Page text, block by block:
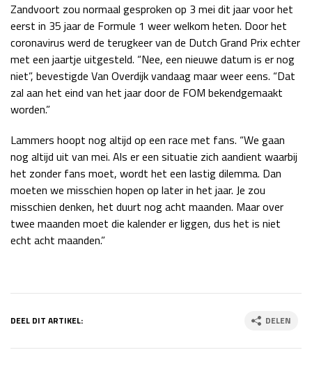
Zandvoort zou normaal gesproken op 3 mei dit jaar voor het
eerst in 35 jaar de Formule 1 weer welkom heten. Door het
coronavirus werd de terugkeer van de Dutch Grand Prix echter
met een jaartje uitgesteld. “Nee, een nieuwe datum is er nog
niet”, bevestigde Van Overdijk vandaag maar weer eens. “Dat
zal aan het eind van het jaar door de FOM bekendgemaakt
worden.”
Lammers hoopt nog altijd op een race met fans. “We gaan
nog altijd uit van mei. Als er een situatie zich aandient waarbij
het zonder fans moet, wordt het een lastig dilemma. Dan
moeten we misschien hopen op later in het jaar. Je zou
misschien denken, het duurt nog acht maanden. Maar over
twee maanden moet die kalender er liggen, dus het is niet
echt acht maanden.”
DEEL DIT ARTIKEL: DELEN